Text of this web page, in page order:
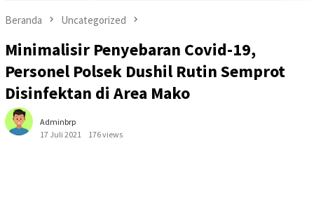
Beranda Uncategorized
Minimalisir Penyebaran Covid-19,
Personel Polsek Dushil Rutin Semprot
Disinfektan di Area Mako
Adminbrp
17 Juli 2021
176 views